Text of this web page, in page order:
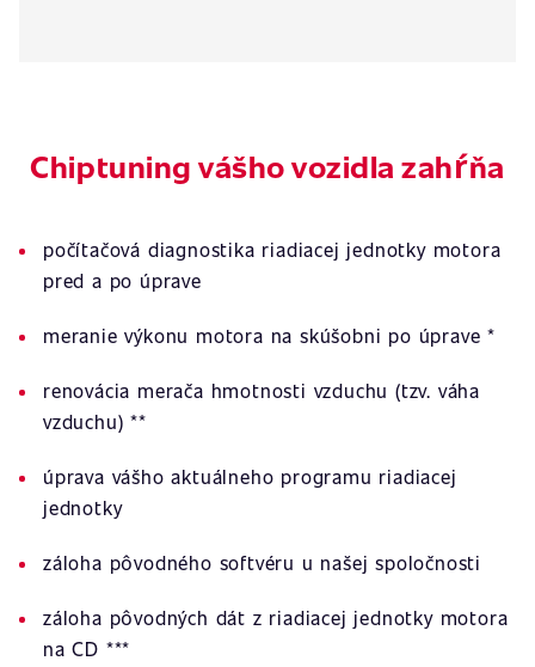
Chiptuning vášho vozidla zahŕňa
počítačová diagnostika riadiacej jednotky motora
pred a po úprave
meranie výkonu motora na skúšobni po úprave *
renovácia merača hmotnosti vzduchu (tzv. váha
vzduchu) **
úprava vášho aktuálneho programu riadiacej
jednotky
záloha pôvodného softvéru u našej spoločnosti
záloha pôvodných dát z riadiacej jednotky motora
na CD ***